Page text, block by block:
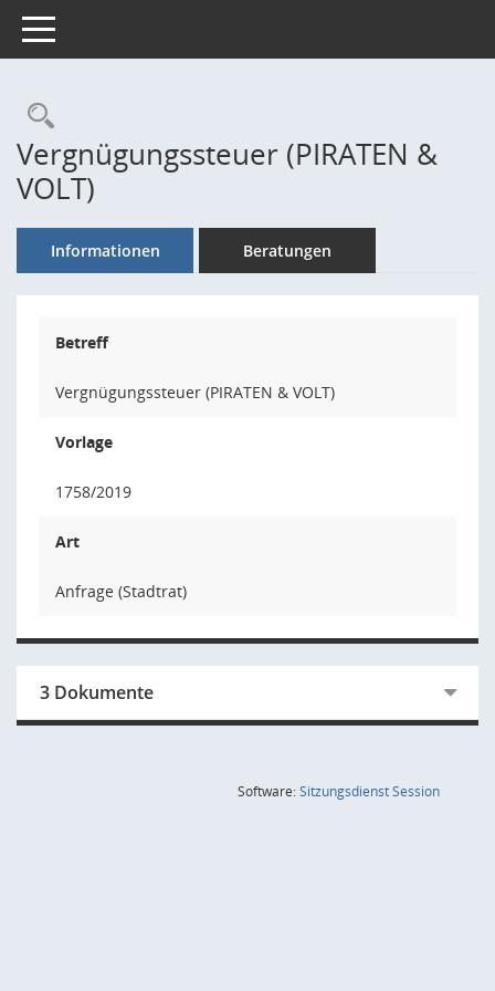
Toggle navigation
Rechercheauswahl
Vergnügungssteuer (PIRATEN &
VOLT)
Informationen Beratungen
Betreff
Vergnügungssteuer (PIRATEN & VOLT)
Vorlage
1758/2019
Art
Anfrage (Stadtrat)
3 Dokumente
Software:SitzungsdienstSession(Wird in